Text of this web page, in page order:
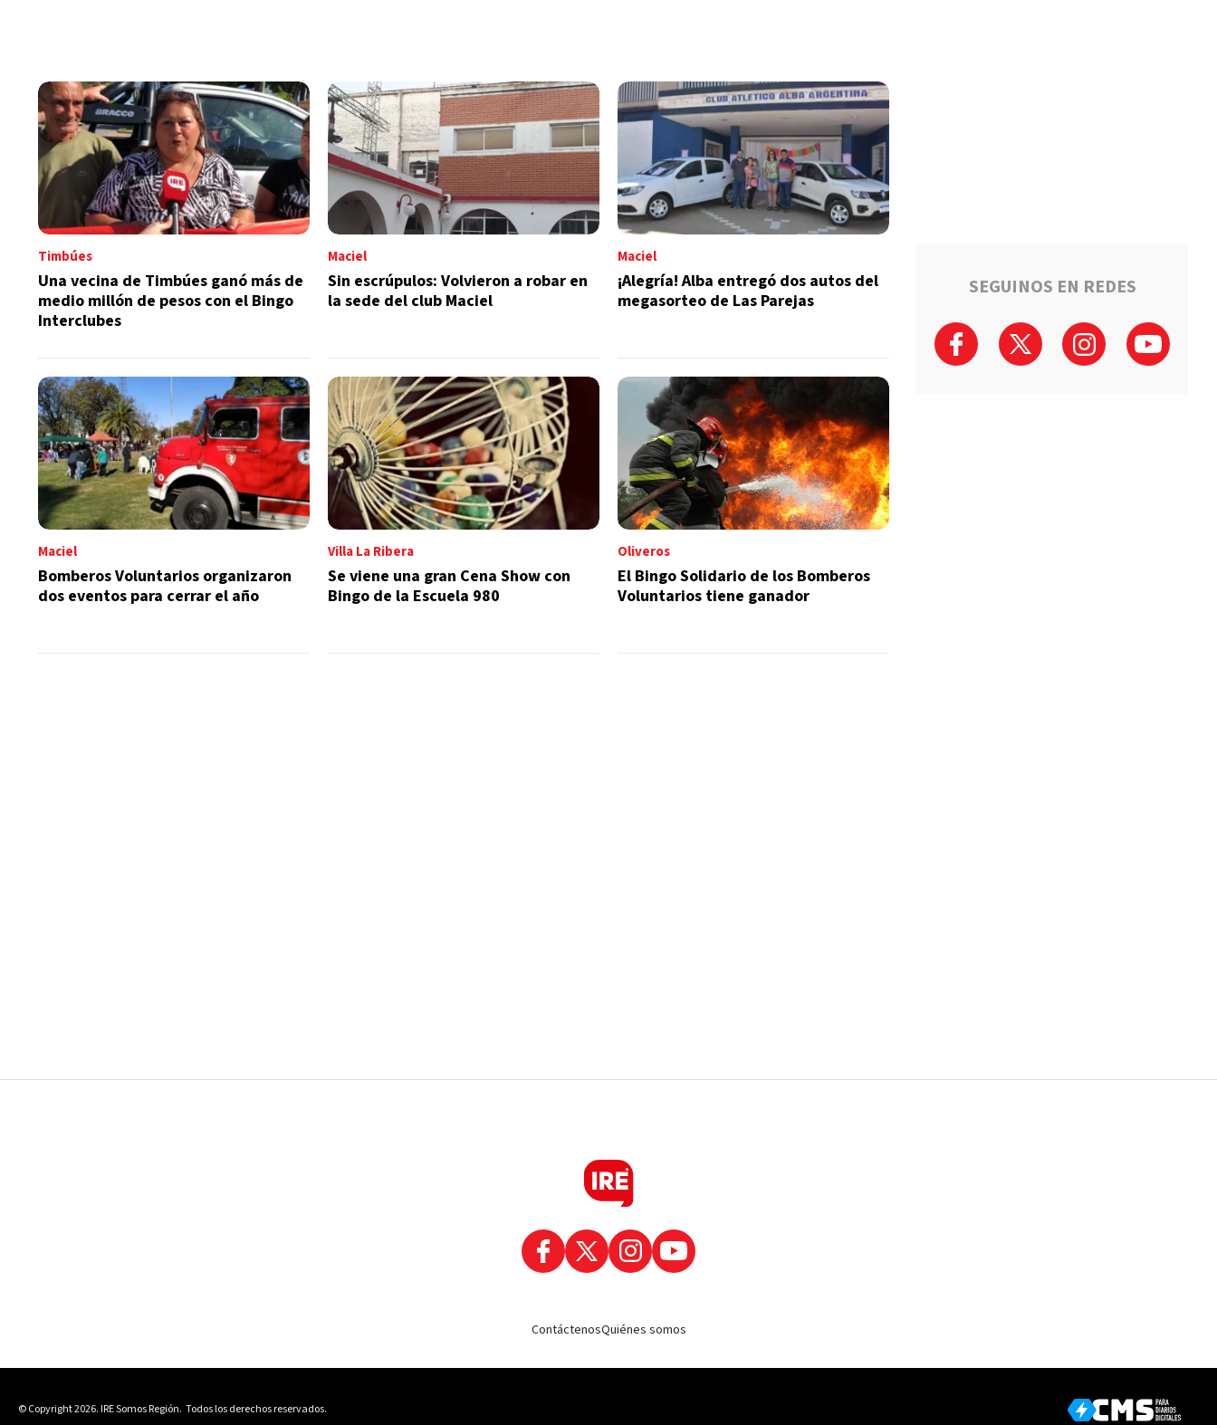
Timbúes
Una vecina de Timbúes ganó más de
medio millón de pesos con el Bingo
Interclubes
Maciel
Sin escrúpulos: Volvieron a robar en
la sede del club Maciel
Maciel
¡Alegría! Alba entregó dos autos del
megasorteo de Las Parejas
Maciel
Bomberos Voluntarios organizaron
dos eventos para cerrar el año
Villa La Ribera
Se viene una gran Cena Show con
Bingo de la Escuela 980
Oliveros
El Bingo Solidario de los Bomberos
Voluntarios tiene ganador
SEGUINOS EN REDES
ContáctenosQuiénes somos
© Copyright 2026. IRE Somos Región. Todos los derechos reservados.